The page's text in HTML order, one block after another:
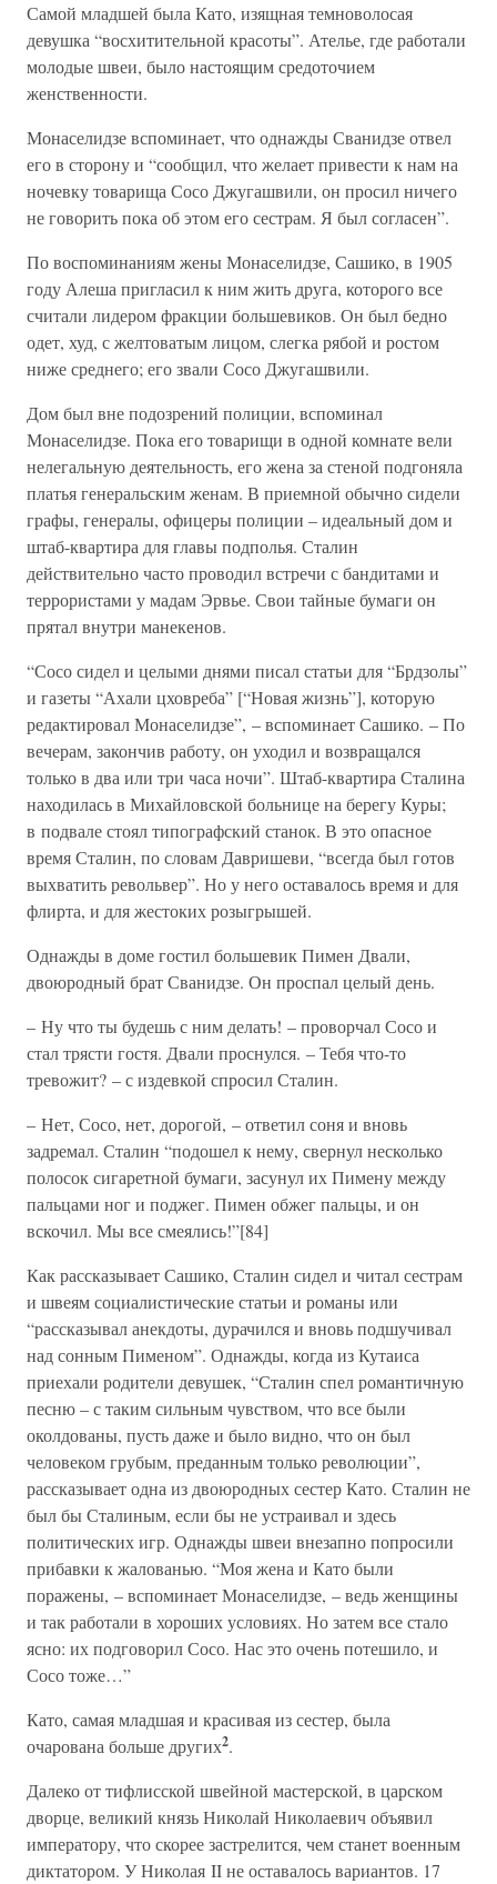
Самой младшей была Като, изящная темноволосая
девушка “восхитительной красоты”. Ателье, где работали
молодые швеи, было настоящим средоточием
женственности.
Монаселидзе вспоминает, что однажды Сванидзе отвел
его в сторону и “сообщил, что желает привести к нам на
ночевку товарища Сосо Джугашвили, он просил ничего
не говорить пока об этом его сестрам. Я был согласен”.
По воспоминаниям жены Монаселидзе, Сашико, в 1905
году Алеша пригласил к ним жить друга, которого все
считали лидером фракции большевиков. Он был бедно
одет, худ, с желтоватым лицом, слегка рябой и ростом
ниже среднего; его звали Сосо Джугашвили.
Дом был вне подозрений полиции, вспоминал
Монаселидзе. Пока его товарищи в одной комнате вели
нелегальную деятельность, его жена за стеной подгоняла
платья генеральским женам. В приемной обычно сидели
графы, генералы, офицеры полиции – идеальный дом и
штаб-квартира для главы подполья. Сталин
действительно часто проводил встречи с бандитами и
террористами у мадам Эрвье. Свои тайные бумаги он
прятал внутри манекенов.
“Сосо сидел и целыми днями писал статьи для “Брдзолы”
и газеты “Ахали цховреба” [“Новая жизнь”], которую
редактировал Монаселидзе”, – вспоминает Сашико. – По
вечерам, закончив работу, он уходил и возвращался
только в два или три часа ночи”. Штаб-квартира Сталина
находилась в Михайловской больнице на берегу Куры;
в подвале стоял типографский станок. В это опасное
время Сталин, по словам Давришеви, “всегда был готов
выхватить револьвер”. Но у него оставалось время и для
флирта, и для жестоких розыгрышей.
Однажды в доме гостил большевик Пимен Двали,
двоюродный брат Сванидзе. Он проспал целый день.
– Ну что ты будешь с ним делать! – проворчал Сосо и
стал трясти гостя. Двали проснулся. – Тебя что-то
тревожит? – с издевкой спросил Сталин.
– Нет, Сосо, нет, дорогой, – ответил соня и вновь
задремал. Сталин “подошел к нему, свернул несколько
полосок сигаретной бумаги, засунул их Пимену между
пальцами ног и поджег. Пимен обжег пальцы, и он
вскочил. Мы все смеялись!”[84]
Как рассказывает Сашико, Сталин сидел и читал сестрам
и швеям социалистические статьи и романы или
“рассказывал анекдоты, дурачился и вновь подшучивал
над сонным Пименом”. Однажды, когда из Кутаиса
приехали родители девушек, “Сталин спел романтичную
песню – с таким сильным чувством, что все были
околдованы, пусть даже и было видно, что он был
человеком грубым, преданным только революции”,
рассказывает одна из двоюродных сестер Като. Сталин не
был бы Сталиным, если бы не устраивал и здесь
политических игр. Однажды швеи внезапно попросили
прибавки к жалованью. “Моя жена и Като были
поражены, – вспоминает Монаселидзе, – ведь женщины
и так работали в хороших условиях. Но затем все стало
ясно: их подговорил Сосо. Нас это очень потешило, и
Сосо тоже…”
Като, самая младшая и красивая из сестер, была
очарована больше других2.
Далеко от тифлисской швейной мастерской, в царском
дворце, великий князь Николай Николаевич объявил
императору, что скорее застрелится, чем станет военным
диктатором. У Николая II не оставалось вариантов. 17